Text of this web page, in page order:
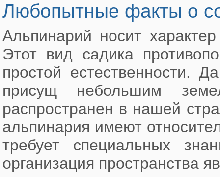
Любопытные факты о
Альпинарий носит
Этот вид садика
простой естественности.
присущ небольшим
распространен в нашей
альпинария имеют
требует специальных
организация пространства